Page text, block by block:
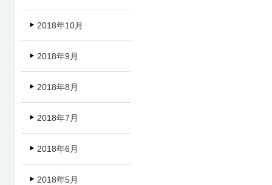
2018年10月
2018年9月
2018年8月
2018年7月
2018年6月
2018年5月